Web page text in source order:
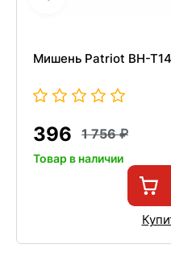
Мишень Patriot BH-
396 1 756
Товар в наличии